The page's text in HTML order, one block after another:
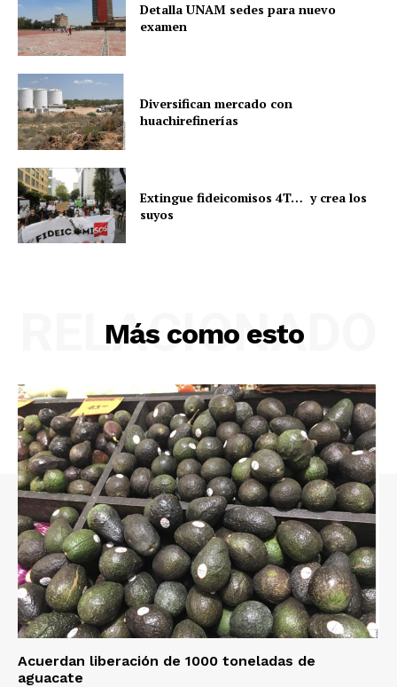
Detalla UNAM sedes para nuevo
examen
Diversifican mercado con
huachirefinerías
Extingue fideicomisos 4T… y crea los
suyos
Más como esto
RELACIONADO
Acuerdan liberación de 1000 toneladas de
aguacate